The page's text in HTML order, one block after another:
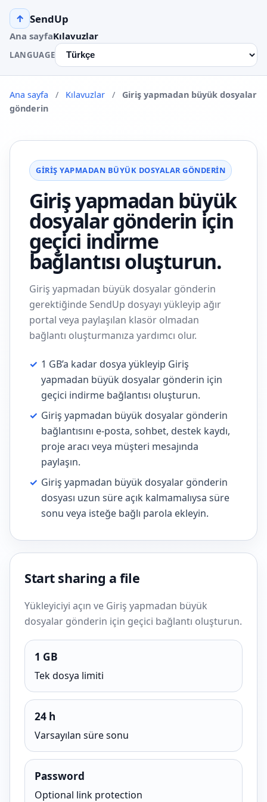
↑ SendUp
Ana sayfaKılavuzlar
LANGUAGE
Ana sayfa / Kılavuzlar /
Giriş yapmadan büyük dosyalar
gönderin
GIRIŞ YAPMADAN BÜYÜK DOSYALAR GÖNDERIN
Giriş yapmadan büyük
dosyalar gönderin için
geçici indirme
bağlantısı oluşturun.
Giriş yapmadan büyük dosyalar gönderin
gerektiğinde SendUp dosyayı yükleyip ağır
portal veya paylaşılan klasör olmadan
bağlantı oluşturmanıza yardımcı olur.
✓ 1 GB’a kadar dosya yükleyip Giriş
yapmadan büyük dosyalar gönderin için
geçici indirme bağlantısı oluşturun.
✓ Giriş yapmadan büyük dosyalar gönderin
bağlantısını e-posta, sohbet, destek kaydı,
proje aracı veya müşteri mesajında
paylaşın.
✓ Giriş yapmadan büyük dosyalar gönderin
dosyası uzun süre açık kalmamalıysa süre
sonu veya isteğe bağlı parola ekleyin.
Start sharing a file
Yükleyiciyi açın ve Giriş yapmadan büyük
dosyalar gönderin için geçici bağlantı oluşturun.
1 GB
Tek dosya limiti
24 h
Varsayılan süre sonu
Password
Optional link protection